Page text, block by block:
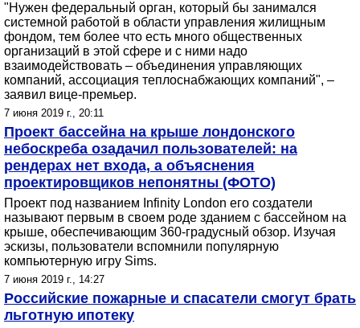
"Нужен федеральный орган, который бы занимался
системной работой в области управления жилищным
фондом, тем более что есть много общественных
организаций в этой сфере и с ними надо
взаимодействовать – объединения управляющих
компаний, ассоциация теплоснабжающих компаний", –
заявил вице-премьер.
7 июня 2019 г., 20:11
Проект бассейна на крыше лондонского
небоскреба озадачил пользователей: на
рендерах нет входа, а объяснения
проектировщиков непонятны (ФОТО)
Проект под названием Infinity London его создатели
называют первым в своем роде зданием с бассейном на
крыше, обеспечивающим 360-градусный обзор. Изучая
эскизы, пользователи вспомнили популярную
компьютерную игру Sims.
7 июня 2019 г., 14:27
Российские пожарные и спасатели смогут брать
льготную ипотеку